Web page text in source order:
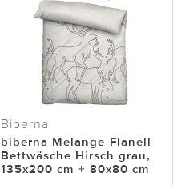
Biberna
biberna Melange-Flanell
Bettwäsche Hirsch grau,
135x200 cm + 80x80 cm